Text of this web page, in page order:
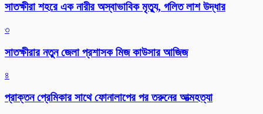
সাতক্ষীরা শহরে এক নারীর অস্বাভাবিক মৃত্যু, গলিত লাশ উদ্ধার
৩
সাতক্ষীরার নতুন জেলা প্রশাসক মিজ কাউসার আজিজ
৪
প্রাক্তন প্রেমিকার সাথে ফোনালাপের পর তরুনের আত্মহত্যা